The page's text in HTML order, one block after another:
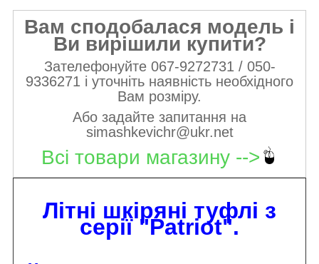
Вам сподобалася модель і
Ви вирішили купити?
Зателефонуйте 067-9272731 / 050-
9336271 і уточніть наявність необхідного
Вам розміру.
Або задайте запитання на
simashkevichr@ukr.net
Всі товари магазину -->
Літні шкіряні туфлі з
серії "Patriot".